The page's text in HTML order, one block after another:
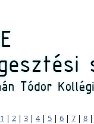
1 | 2 | 3 | 4| 5 | 6 | 7 | 8